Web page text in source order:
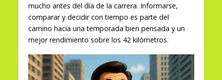
mucho antes del día de la carrera. Informarse,
comparar y decidir con tiempo es parte del
camino hacia una temporada bien pensada y un
mejor rendimiento sobre los 42 kilómetros.